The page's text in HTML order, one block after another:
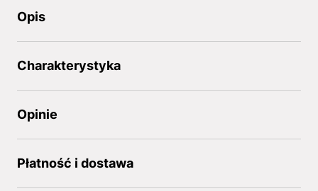
Opis
Charakterystyka
Opinie
Płatność i dostawa